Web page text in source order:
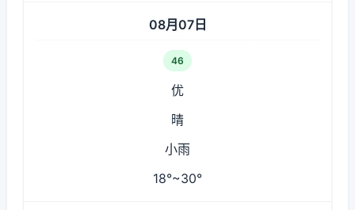
08月07日
46
优
晴
小雨
18°~30°